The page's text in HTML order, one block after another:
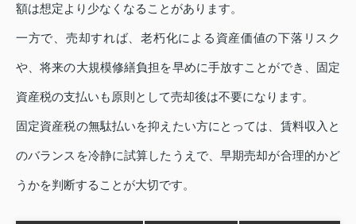
額は想定より少なくなることがあります。
一方で、売却すれば、老朽化による資産価値の下落リスク
や、将来の大規模修繕負担を早めに手放すことができ、固定
資産税の支払いも原則として売却後は不要になります。
固定資産税の無駄払いを抑えたい方にとっては、賃料収入と
のバランスを冷静に試算したうえで、早期売却が合理的かど
うかを判断することが大切です。